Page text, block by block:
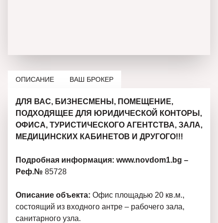
ОПИСАНИЕ ВАШ БРОКЕР
ДЛЯ ВАС, БИЗНЕСМЕНЫ, ПОМЕЩЕНИЕ,
ПОДХОДЯЩЕЕ ДЛЯ ЮРИДИЧЕСКОЙ КОНТОРЫ,
ОФИСА, ТУРИСТИЧЕСКОГО АГЕНТСТВА, ЗАЛА,
МЕДИЦИНСКИХ КАБИНЕТОВ И ДРУГОГО!!!
Подробная информация: www.novdom1.bg –
Реф.№ 85728
Описание объекта: Офис площадью 20 кв.м.,
состоящий из входного антре – рабочего зала,
санитарного узла.